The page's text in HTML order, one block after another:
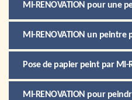
MI-RENOVATION pour une
MI-RENOVATION un peintre
Pose de papier peint par MI-
MI-RENOVATION pour